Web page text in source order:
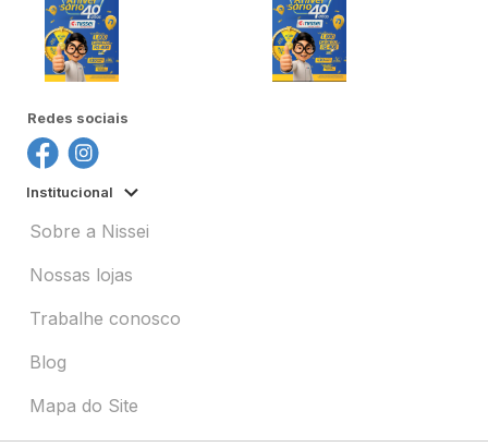
Redes sociais
Institucional
Sobre a Nissei
Nossas lojas
Trabalhe conosco
Blog
Mapa do Site